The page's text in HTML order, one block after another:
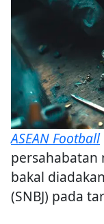
ASEAN Football
persahabatan
bakal
(SNBJ) pada